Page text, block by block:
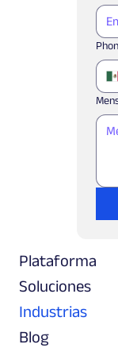
Plataforma
Soluciones
Industrias
Blog